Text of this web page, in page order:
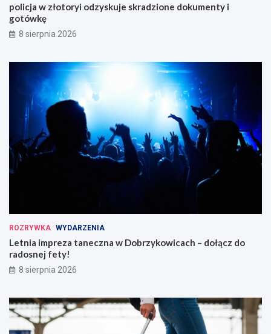
policja w złotoryi odzyskuje skradzione dokumenty i
gotówkę
8 sierpnia 2026
ROZRYWKA WYDARZENIA
Letnia impreza taneczna w Dobrzykowicach – dołącz do
radosnej fety!
8 sierpnia 2026